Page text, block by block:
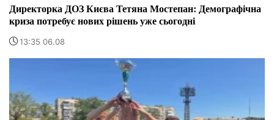
Директорка ДОЗ Києва Тетяна Мостепан: Демографічна
криза потребує нових рішень уже сьогодні
13:35 06.08